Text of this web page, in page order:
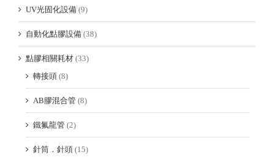
UV光固化設備 (9)
自動化點膠設備 (38)
點膠相關耗材 (33)
轉接頭 (8)
AB膠混合管 (8)
鐵氟龍管 (2)
針筒．針頭 (15)